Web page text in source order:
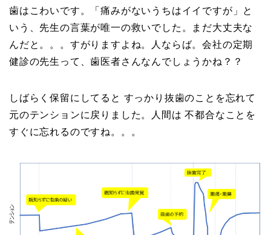
歯はこわいです。「痛みがないうちはイイですが」と
いう、先生の言葉が唯一の救いでした。まだ大丈夫な
んだと。。。すがりますよね。人ならば。会社の定期
健診の先生って、歯医者さんなんでしょうかね？？
しばらく保留にしてると すっかり抜歯のことを忘れて
元のテンションに戻りました。人間は 不都合なことを
すぐに忘れるのですね。。。